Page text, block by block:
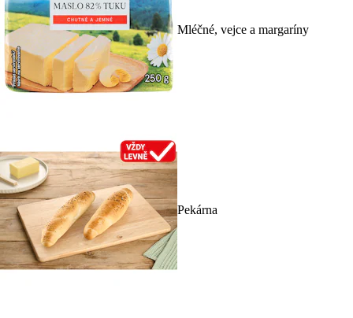
Mléčné, vejce a margaríny
Pekárna